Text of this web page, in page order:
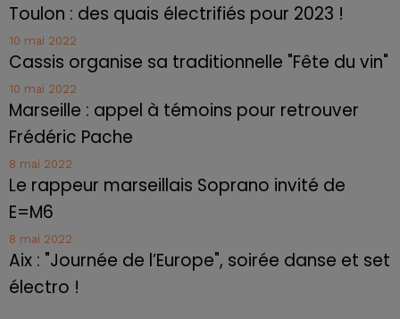
Toulon : des quais électrifiés pour 2023 !
10 mai 2022
Cassis organise sa traditionnelle "Fête du vin"
10 mai 2022
Marseille : appel à témoins pour retrouver
Frédéric Pache
8 mai 2022
Le rappeur marseillais Soprano invité de
E=M6
8 mai 2022
Aix : "Journée de l’Europe", soirée danse et set
électro !